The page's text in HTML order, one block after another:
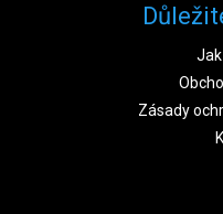
Zásady